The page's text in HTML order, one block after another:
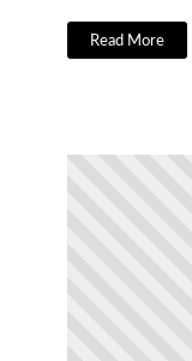
Read More